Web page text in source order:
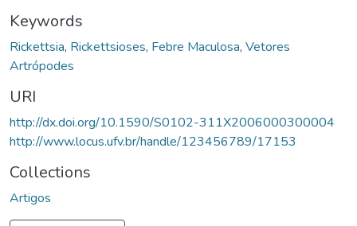
Keywords
Rickettsia, Rickettsioses, Febre Maculosa, Vetores
Artrópodes
URI
http://dx.doi.org/10.1590/S0102-311X2006000300004
http://www.locus.ufv.br/handle/123456789/17153
Collections
Artigos